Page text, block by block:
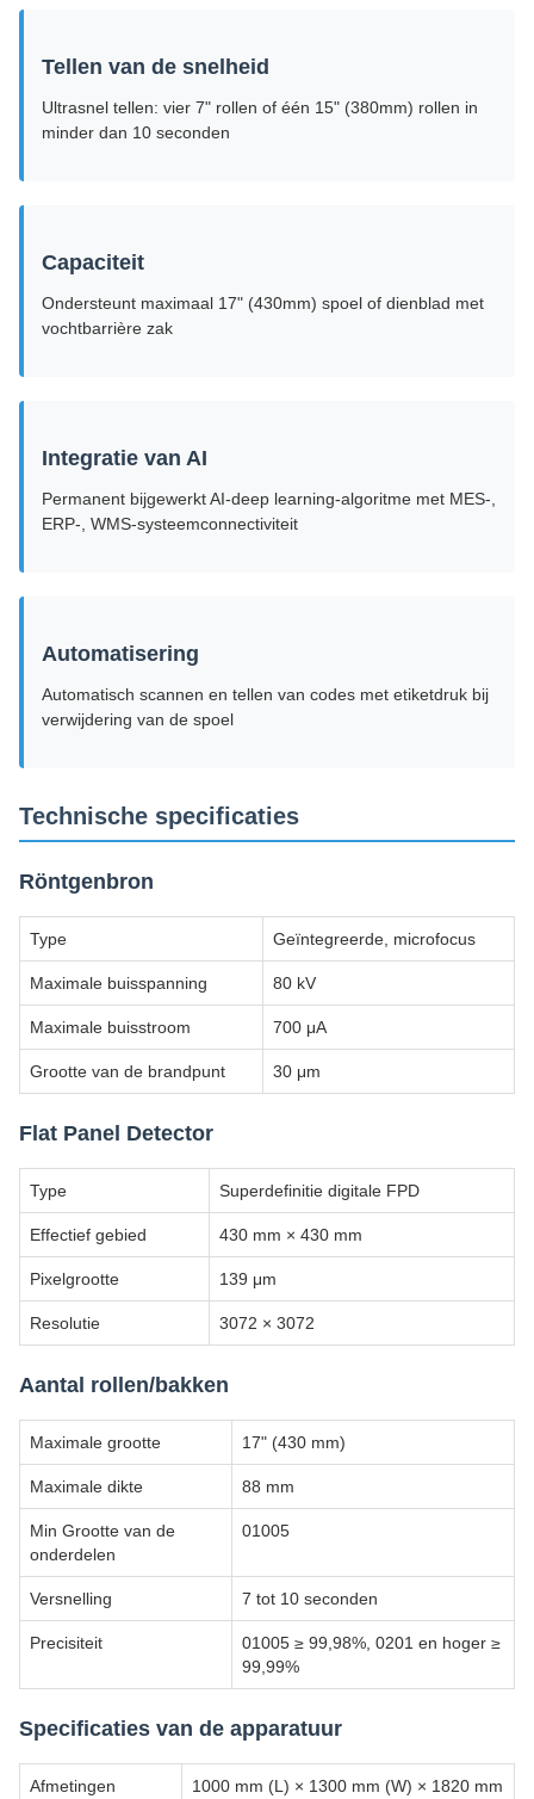
Tellen van de snelheid
Ultrasnel tellen: vier 7" rollen of één 15" (380mm) rollen in
minder dan 10 seconden
Capaciteit
Ondersteunt maximaal 17" (430mm) spoel of dienblad met
vochtbarrière zak
Integratie van AI
Permanent bijgewerkt AI-deep learning-algoritme met MES-,
ERP-, WMS-systeemconnectiviteit
Automatisering
Automatisch scannen en tellen van codes met etiketdruk bij
verwijdering van de spoel
Technische specificaties
Röntgenbron
Type Geïntegreerde, microfocus
Maximale buisspanning 80 kV
Maximale buisstroom 700 μA
Grootte van de brandpunt 30 μm
Flat Panel Detector
Type Superdefinitie digitale FPD
Effectief gebied 430 mm × 430 mm
Pixelgrootte 139 μm
Resolutie 3072 × 3072
Aantal rollen/bakken
Maximale grootte 17" (430 mm)
Maximale dikte 88 mm
Min Grootte van de
onderdelen
01005
Versnelling 7 tot 10 seconden
Precisiteit
01005 ≥ 99,98%, 0201 en hoger ≥
99,99%
Specificaties van de apparatuur
Afmetingen
1000 mm (L) × 1300 mm (W) × 1820 mm